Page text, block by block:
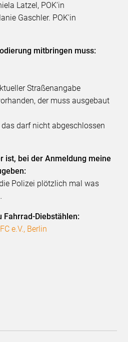
Latzel, POK'in
Gaschler. POK'in
mitbringen muss:
Straßenangabe
der muss ausgebaut
darf nicht abgeschlossen
ist, bei der Anmeldung meine
Polizei plötzlich mal was
Fahrrad-Diebstählen:
e.V., Berlin